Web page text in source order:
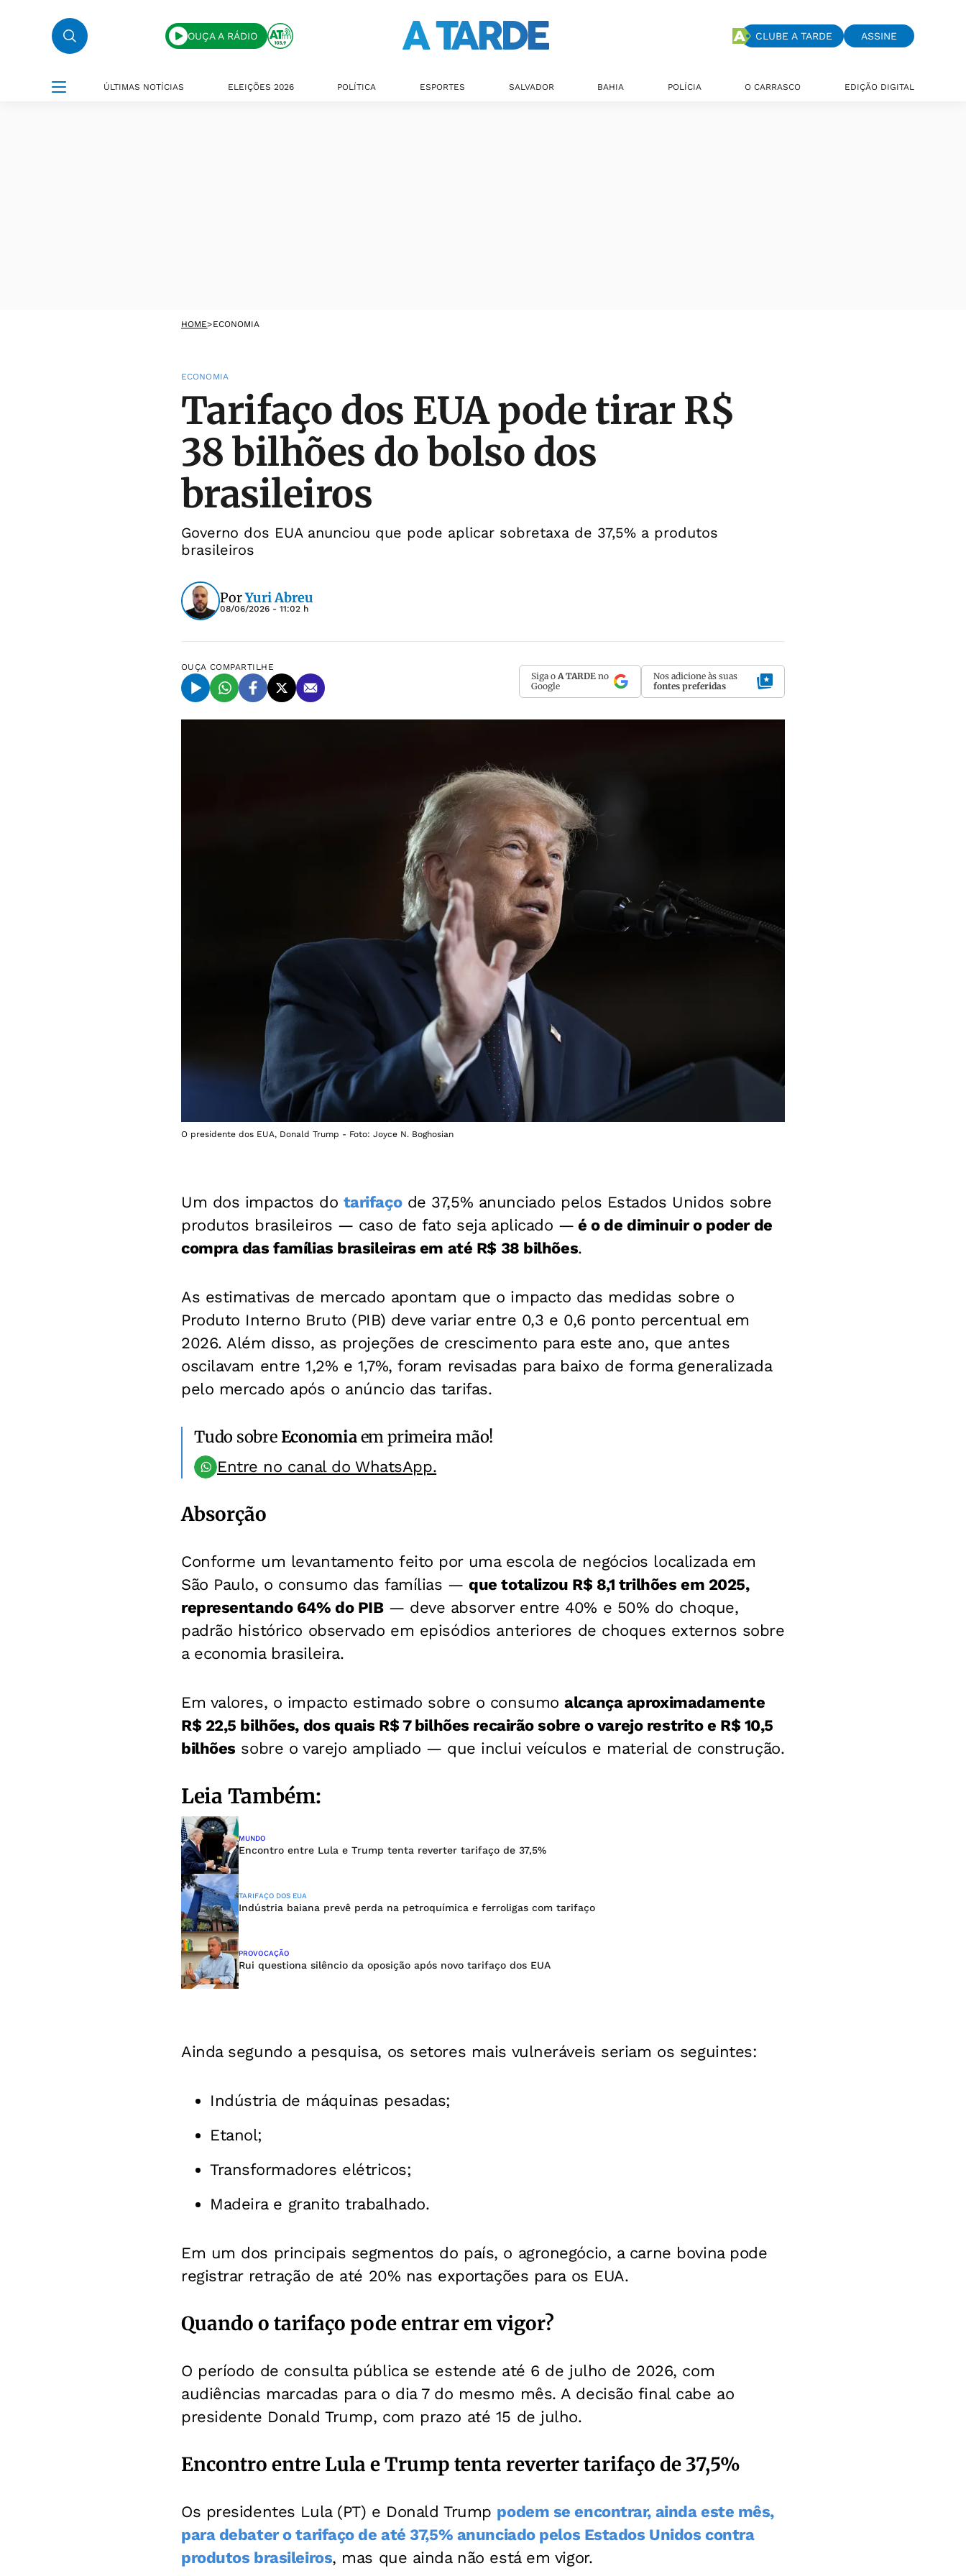
OUÇA A RÁDIO CLUBE A TARDE ASSINE
ÚLTIMAS NOTÍCIAS ELEIÇÕES 2026 POLÍTICA ESPORTES SALVADOR BAHIA POLÍCIA O CARRASCO EDIÇÃO DIGITAL
HOME>ECONOMIA
ECONOMIA
Tarifaço dos EUA pode tirar R$
38 bilhões do bolso dos
brasileiros
Governo dos EUA anunciou que pode aplicar sobretaxa de 37,5% a produtos
brasileiros
PorYuri Abreu
08/06/2026 - 11:02 h
OUÇA COMPARTILHE
Siga o A TARDE no
Google
Nos adicione às suas
fontes preferidas
O presidente dos EUA, Donald Trump - Foto: Joyce N. Boghosian
Um dos impactos do tarifaçode 37,5% anunciado pelos Estados Unidos sobre
produtos brasileiros — caso de fato seja aplicado — é o de diminuir o poder de
compra das famílias brasileiras em até R$ 38 bilhões.
As estimativas de mercado apontam que o impacto das medidas sobre o
Produto Interno Bruto (PIB) deve variar entre 0,3 e 0,6 ponto percentual em
2026. Além disso, as projeções de crescimento para este ano, que antes
oscilavam entre 1,2% e 1,7%, foram revisadas para baixo de forma generalizada
pelo mercado após o anúncio das tarifas.
Tudo sobreEconomiaem primeira mão!
Entre no canal do WhatsApp.
Absorção
Conforme um levantamento feito por uma escola de negócios localizada em
São Paulo, o consumo das famílias —que totalizou R$ 8,1 trilhões em 2025,
representando 64% do PIB— deve absorver entre 40% e 50% do choque,
padrão histórico observado em episódios anteriores de choques externos sobre
a economia brasileira.
Em valores, o impacto estimado sobre o consumoalcança aproximadamente
R$ 22,5 bilhões, dos quais R$ 7 bilhões recairão sobre o varejo restrito e R$ 10,5
bilhões sobre o varejo ampliado — que inclui veículos e material de construção.
Leia Também:
MUNDO
Encontro entre Lula e Trump tenta reverter tarifaço de 37,5%
TARIFAÇO DOS EUA
Indústria baiana prevê perda na petroquímica e ferroligas com tarifaço
PROVOCAÇÃO
Rui questiona silêncio da oposição após novo tarifaço dos EUA
Ainda segundo a pesquisa, os setores mais vulneráveis seriam os seguintes:
Indústria de máquinas pesadas;
Etanol;
Transformadores elétricos;
Madeira e granito trabalhado.
Em um dos principais segmentos do país, o agronegócio, a carne bovina pode
registrar retração de até 20% nas exportações para os EUA.
Quando o tarifaço pode entrar em vigor?
O período de consulta pública se estende até 6 de julho de 2026, com
audiências marcadas para o dia 7 do mesmo mês. A decisão final cabe ao
presidente Donald Trump, com prazo até 15 de julho.
Encontro entre Lula e Trump tenta reverter tarifaço de 37,5%
Os presidentes Lula (PT) e Donald Trump podem se encontrar, ainda este mês,
para debater o tarifaço de até 37,5% anunciado pelos Estados Unidos contra
produtos brasileiros, mas que ainda não está em vigor.